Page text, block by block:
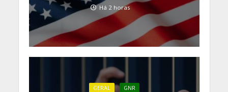
Há 2 horas
GERAL GNR